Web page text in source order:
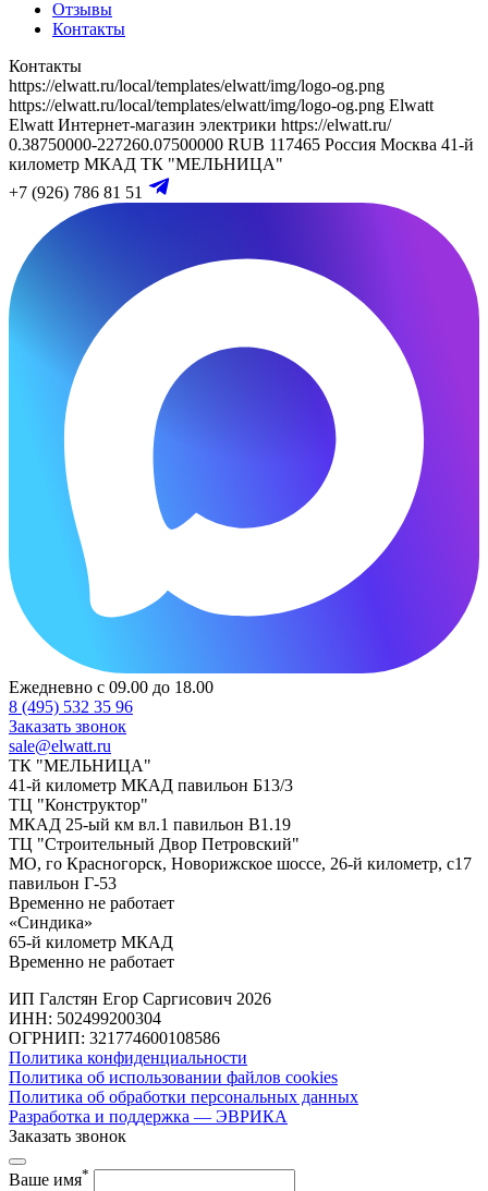
Отзывы
Контакты
Контакты
https://elwatt.ru/local/templates/elwatt/img/logo-og.png
https://elwatt.ru/local/templates/elwatt/img/logo-og.png Elwatt
Elwatt Интернет-магазин электрики https://elwatt.ru/
0.38750000-227260.07500000 RUB 117465 Россия Москва 41-й
километр МКАД ТК "МЕЛЬНИЦА"
+7 (926) 786 81 51
Ежедневно с 09.00 до 18.00
8 (495) 532 35 96
Заказать звонок
sale@elwatt.ru
ТК "МЕЛЬНИЦА"
41-й километр МКАД павильон Б13/3
ТЦ "Конструктор"
МКАД 25-ый км вл.1 павильон В1.19
ТЦ "Строительный Двор Петровский"
МО, го Красногорск, Новорижское шоссе, 26-й километр, с17
павильон Г-53
Временно не работает
«Синдика»
65-й километр МКАД
Временно не работает
ИП Галстян Егор Саргисович 2026
ИНН: 502499200304
ОГРНИП: 321774600108586
Политика конфиденциальности
Политика об использовании файлов cookies
Политика об обработки персональных данных
Разработка и поддержка — ЭВРИКА
Заказать звонок
Ваше имя*